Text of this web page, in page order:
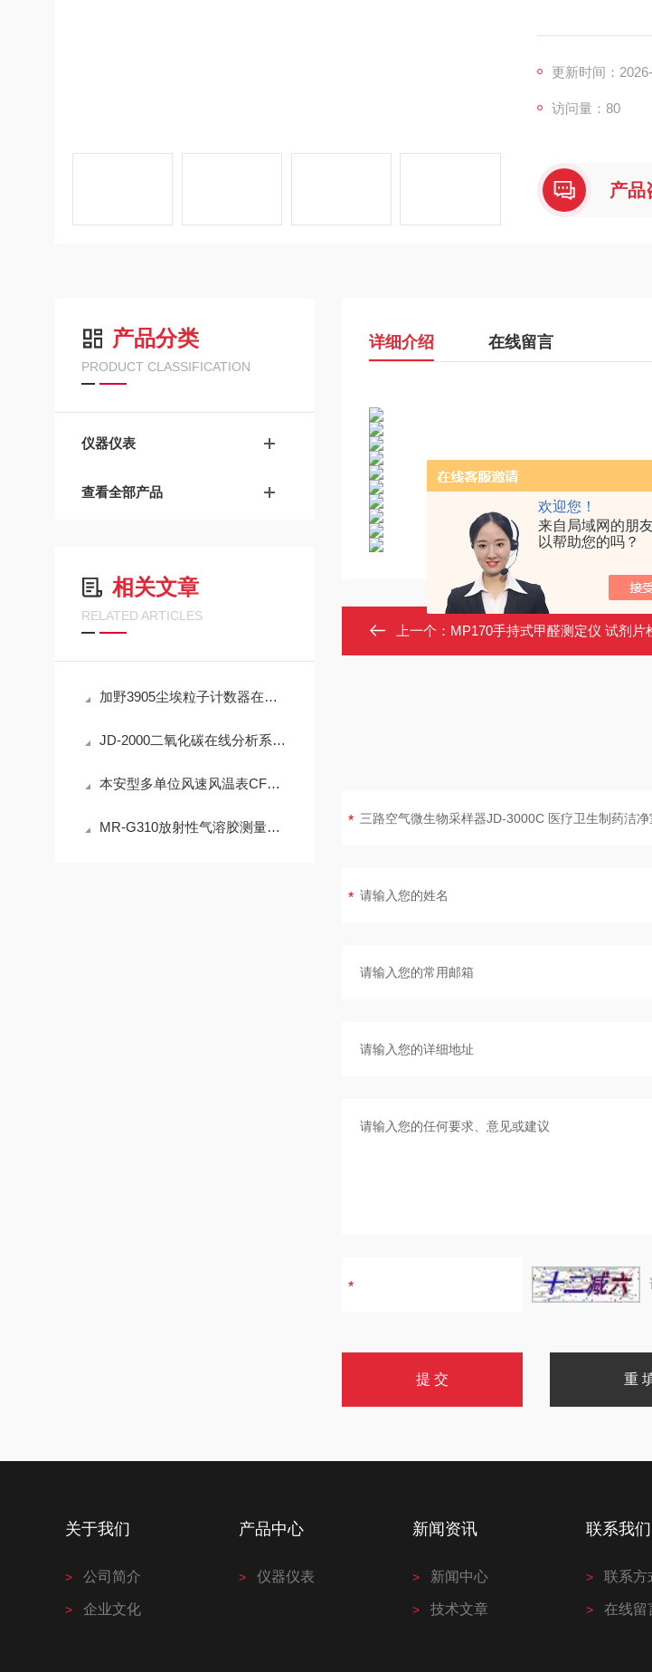
欢迎您！
来自局域网的朋
以帮助您的吗？
更新时间：
访问量：80
产品
产品分类
PRODUCT CLASSIFICATION
仪器仪表
查看全部产品
相关文章
RELATED ARTICLES
加野3905尘埃粒子计数器在洁净室监测中的实用技术解析
JD-2000二氧化碳在线分析系统技术详解
本安型多单位风速风温表CFD25(A)简介
MR-G310放射性气溶胶测量仪：IP65防护与-40℃~+50℃宽温工作能力
详细介绍 在线留言
上一个： MP170手持式甲醛测定仪 试剂片检测 声光报警 建材公共卫生检
关于我们
公司简介
企业文化
产品中心
仪器仪表
新闻资讯
新闻中心
技术文章
联系我们
联系方
在线留